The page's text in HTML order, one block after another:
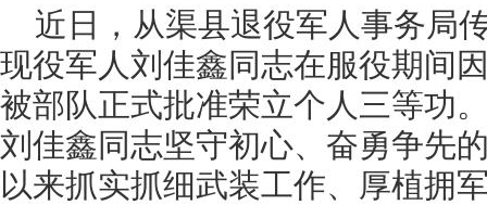
近日，从渠县退役军人事务局
现役军人刘佳鑫同志在服役期间
被部队正式批准荣立个人三等功
刘佳鑫同志坚守初心、奋勇争先
以来抓实抓细武装工作、厚植拥